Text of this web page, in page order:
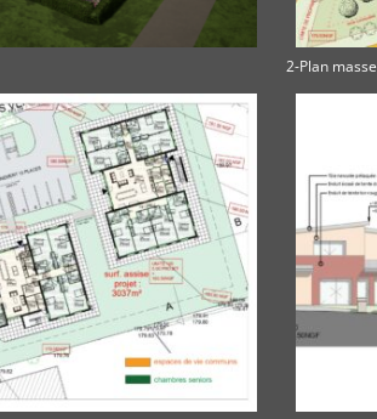
2-Plan masse